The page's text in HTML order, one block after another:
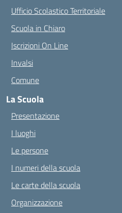
Ufficio Scolastico Territoriale
Scuola in Chiaro
Iscrizioni On Line
Invalsi
Comune
La Scuola
Presentazione
I luoghi
Le persone
I numeri della scuola
Le carte della scuola
Organizzazione